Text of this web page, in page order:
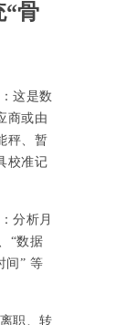
“骨
这是数
商或由
秤、暂
校准记
分析月
“数据
间” 等
职、转